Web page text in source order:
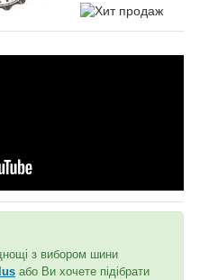
з вибором шини
або Ви хочете підібрати